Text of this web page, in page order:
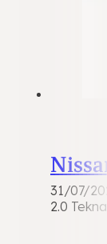
31/07/
2.0